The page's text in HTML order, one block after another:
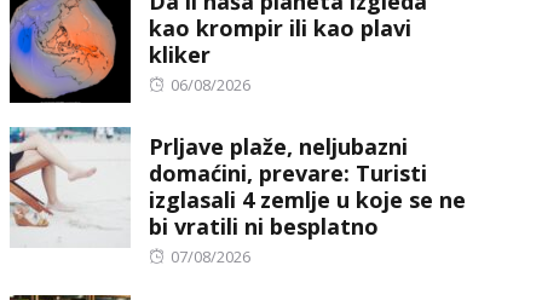
kao krompir ili kao plavi
kliker
Posted
06/08/2026
Prljave plaže, neljubazni
domaćini, prevare: Turisti
izglasali 4 zemlje u koje se ne
bi vratili ni besplatno
Posted
07/08/2026